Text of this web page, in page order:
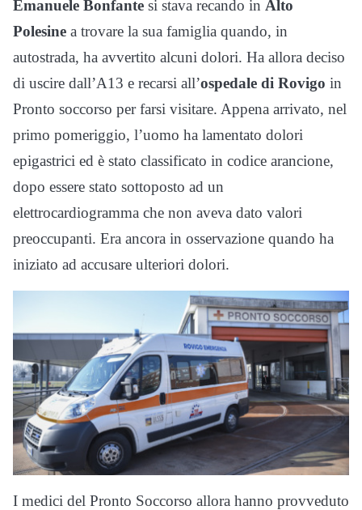
Emanuele Bonfante si stava recando in Alto
Polesine a trovare la sua famiglia quando, in
autostrada, ha avvertito alcuni dolori. Ha allora deciso
di uscire dall’A13 e recarsi all’ospedale di Rovigo in
Pronto soccorso per farsi visitare. Appena arrivato, nel
primo pomeriggio, l’uomo ha lamentato dolori
epigastrici ed è stato classificato in codice arancione,
dopo essere stato sottoposto ad un
elettrocardiogramma che non aveva dato valori
preoccupanti. Era ancora in osservazione quando ha
iniziato ad accusare ulteriori dolori.
I medici del Pronto Soccorso allora hanno provveduto